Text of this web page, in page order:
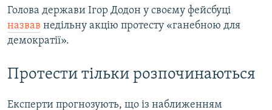
Голова держави Ігор Додон у своєму фейсбуці
назвав недільну акцію протесту «ганебною для
демократії».
Протести тільки розпочинаються
Експерти прогнозують, що із наближенням